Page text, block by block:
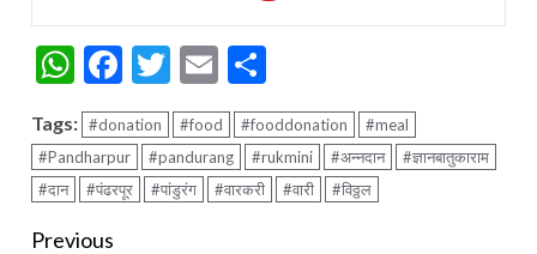
WhatsApp
Facebook
Twitter
Email
Tags: #donation #food #fooddonation
#meal
#Pandharpur
#pandurang #rukmini #अन्नदान
#ज्ञानबातुकाराम
#दान
#पंढरपूर #पांडुरंग #वारकरी #वारी #विठ्ठल
Continue
Previous